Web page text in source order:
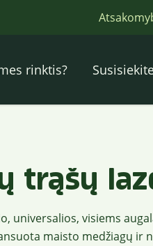
rinktis?
trąšų
universalios, visiems
maisto medžiagų